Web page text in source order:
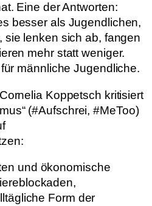
Eine der Antworten:
besser als Jugendlichen,
sie lenken sich ab, fangen
mehr statt weniger.
männliche Jugendliche.
Koppetsch kritisiert
(#Aufschrei, #MeToo)
und ökonomische
Form der